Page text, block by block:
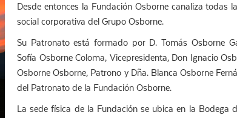
Desde entonces la Fundación Osborne canaliza todas
social corporativa del Grupo Osborne.
Su Patronato está formado por D. Tomás Osborne
Sofía Osborne Coloma, Vicepresidenta, Don Ignacio
Osborne Osborne, Patrono y Dña. Blanca Osborne
del Patronato de la Fundación Osborne.
La sede física de la Fundación se ubica en la Bodega